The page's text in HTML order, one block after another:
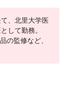
、北里大学医
して勤務。
の監修など、